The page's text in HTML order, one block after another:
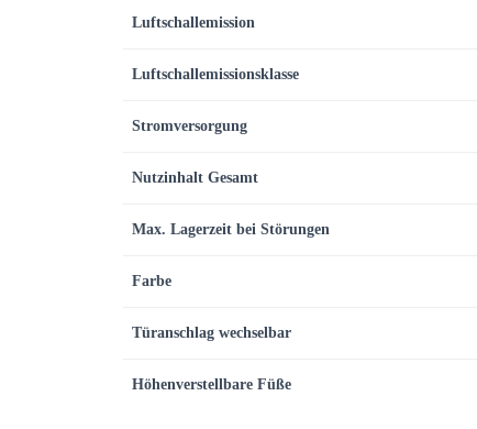
Luftschallemission
Luftschallemissionsklasse
Stromversorgung
Nutzinhalt Gesamt
Max. Lagerzeit bei Störungen
Farbe
Türanschlag wechselbar
Höhenverstellbare Füße